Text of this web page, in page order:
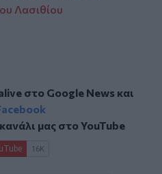
Λασιθίου
στο Google Newsκαι
μας στοYouTube